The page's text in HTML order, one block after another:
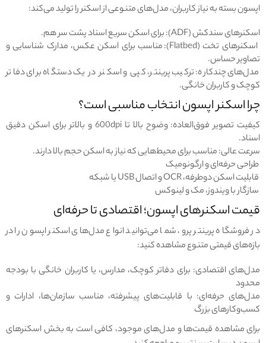
اپسون بسته به نیاز کاربران، مدل‌های متنوعی از اسکنر را تولید می‌کند:
اسکنرهای سندکش (ADF): برای اسکن سریع اسناد پشت سر هم.
اسکنرهای تخت (Flatbed): مناسب برای اسکن عکس، مدارک شناسایی و
تصاویر حساس.
مدل‌های چندکاره: ترکیب پرینتر، کپی و اسکنر در یک دستگاه برای دفاتر
کوچک و کاربران خانگی.
چرا اسکنر اپسون انتخاب مناسبی است؟
کیفیت تصویر فوق‌العاده: وضوح بالا تا 600dpi و بالاتر برای اسکن دقیق
اسناد.
سرعت عالی: مناسب برای محیط‌هایی که نیاز به اسکن حجم بالا دارند.
طراحی حرفه‌ای و ارگونومیک
قابلیت اسکن دوطرفه، OCR و اتصال USB یا شبکه
سازگار با ویندوز، مک و لینوکس
قیمت اسکنرهای اپسون؛ اقتصادی تا حرفه‌ای
در فروشگاه پرینتر پرو، شما می‌توانید انواع مدل‌های اسکنر اپسون را در
بازه‌های قیمتی متنوع مشاهده کنید:
مدل‌های اقتصادی: برای دفاتر کوچک، مدارس، یا کاربران خانگی با بودجه
محدود
مدل‌های حرفه‌ای: با قابلیت‌های پیشرفته، مناسب سازمان‌ها، ادارات و
کسب‌وکارهای بزرگ
برای مشاهده قیمت‌ها و مدل‌های موجود، کافی است به بخش اسکنرهای